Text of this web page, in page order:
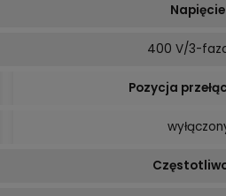
Napięcie
400 V/3-
Pozycja